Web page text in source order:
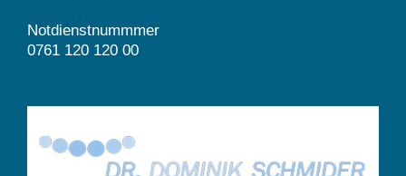
Notdienstnummmer
0761 120 120 00